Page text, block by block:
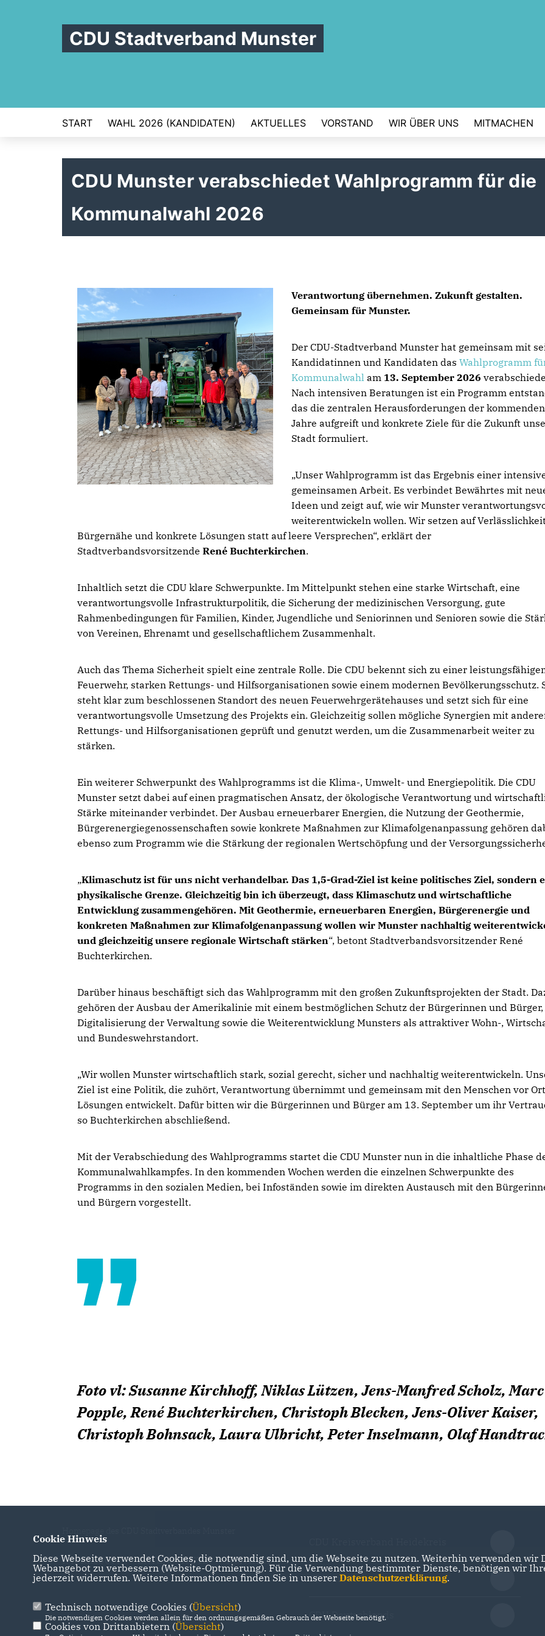
CDU Stadtverband Munster
START WAHL 2026 (KANDIDATEN) AKTUELLES VORSTAND WIR ÜBER UNS MITMACHEN
CDU Munster verabschiedet Wahlprogramm für die
Kommunalwahl 2026
Verantwortung übernehmen. Zukunft gestalten.
Gemeinsam für Munster.
Der CDU-Stadtverband Munster hat gemeinsam mit
Kandidatinnen und Kandidaten das Wahlprogramm
Kommunalwahl am 13. September 2026
Nach intensiven Beratungen ist ein Programm
das die zentralen Herausforderungen der kommenden
Jahre aufgreift und konkrete Ziele für die Zukunft
Stadt formuliert.
Unser Wahlprogramm ist das Ergebnis einer
gemeinsamen Arbeit. Es verbindet Bewährtes mit
Ideen und zeigt auf, wie wir Munster
weiterentwickeln wollen. Wir setzen auf
Bürgernähe und konkrete Lösungen statt auf leere Versprechen“, erklärt der
Stadtverbandsvorsitzende René Buchterkirchen.
Inhaltlich setzt die CDU klare Schwerpunkte. Im Mittelpunkt stehen eine starke Wirtschaft, eine
verantwortungsvolle Infrastrukturpolitik, die Sicherung der medizinischen Versorgung, gute
Rahmenbedingungen für Familien, Kinder, Jugendliche und Seniorinnen und Senioren sowie die
von Vereinen, Ehrenamt und gesellschaftlichem Zusammenhalt.
Auch das Thema Sicherheit spielt eine zentrale Rolle. Die CDU bekennt sich zu einer
Feuerwehr, starken Rettungs- und Hilfsorganisationen sowie einem modernen Bevölkerungsschutz.
steht klar zum beschlossenen Standort des neuen Feuerwehrgerätehauses und setzt sich für eine
verantwortungsvolle Umsetzung des Projekts ein. Gleichzeitig sollen mögliche Synergien mit
Rettungs- und Hilfsorganisationen geprüft und genutzt werden, um die Zusammenarbeit weiter zu
stärken.
Ein weiterer Schwerpunkt des Wahlprogramms ist die Klima-, Umwelt- und Energiepolitik. Die CDU
Munster setzt dabei auf einen pragmatischen Ansatz, der ökologische Verantwortung und
Stärke miteinander verbindet. Der Ausbau erneuerbarer Energien, die Nutzung der Geothermie,
Bürgerenergiegenossenschaften sowie konkrete Maßnahmen zur Klimafolgenanpassung gehören
ebenso zum Programm wie die Stärkung der regionalen Wertschöpfung und der
Klimaschutz ist für uns nicht verhandelbar. Das 1,5-Grad-Ziel ist keine politisches Ziel, sondern
physikalische Grenze. Gleichzeitig bin ich überzeugt, dass Klimaschutz und wirtschaftliche
Entwicklung zusammengehören. Mit Geothermie, erneuerbaren Energien, Bürgerenergie und
konkreten Maßnahmen zur Klimafolgenanpassung wollen wir Munster nachhaltig
und gleichzeitig unsere regionale Wirtschaft stärken“, betont Stadtverbandsvorsitzender René
Buchterkirchen.
Darüber hinaus beschäftigt sich das Wahlprogramm mit den großen Zukunftsprojekten der Stadt.
gehören der Ausbau der Amerikalinie mit einem bestmöglichen Schutz der Bürgerinnen und Bürger,
Digitalisierung der Verwaltung sowie die Weiterentwicklung Munsters als attraktiver Wohn-,
und Bundeswehrstandort.
Wir wollen Munster wirtschaftlich stark, sozial gerecht, sicher und nachhaltig weiterentwickeln.
Ziel ist eine Politik, die zuhört, Verantwortung übernimmt und gemeinsam mit den Menschen vor Ort
Lösungen entwickelt. Dafür bitten wir die Bürgerinnen und Bürger am 13. September um ihr
so Buchterkirchen abschließend.
Mit der Verabschiedung des Wahlprogramms startet die CDU Munster nun in die inhaltliche Phase
Kommunalwahlkampfes. In den kommenden Wochen werden die einzelnen Schwerpunkte des
Programms in den sozialen Medien, bei Infoständen sowie im direkten Austausch mit den
und Bürgern vorgestellt.
Foto vl: Susanne Kirchhoff, Niklas Lützen, Jens-Manfred Scholz, Marc
Popple, René Buchterkirchen, Christoph Blecken, Jens-Oliver Kaiser,
Christoph Bohnsack, Laura Ulbricht, Peter Inselmann, Olaf
IMPRESSUM DATENSCHUTZ KONTAKT
CDU in Niedersachsen
CDU Deutschlands
Cookie Hinweis
Diese Webseite verwendet Cookies, die notwendig sind, um die Webseite zu nutzen. Weiterhin verwenden
Webangebot zu verbessern (Website-Optmierung). Für die Verwendung bestimmter Dienste, benötigen wir
jederzeit widerrufen. Weitere Informationen finden Sie in unserer Datenschutzerklärung.
Technisch notwendige Cookies (Übersicht)
Die notwendigen Cookies werden allein für den ordnungsgemäßen Gebrauch der Webseite benötigt.
Cookies von Drittanbietern (Übersicht)